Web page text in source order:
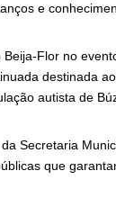
e
Flor no
destinada
autista de
Secretaria
que